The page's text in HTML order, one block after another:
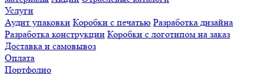
Услуги
Аудит упаковки Коробки с печатью Разработка дизайна
Разработка конструкции Коробки с логотипом на заказ
Доставка и самовывоз
Оплата
Портфолио